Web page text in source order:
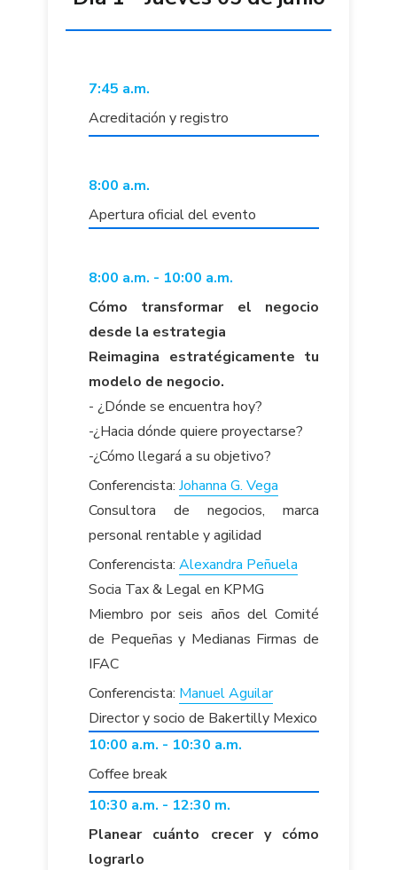
7:45 a.m.
Acreditación y registro
8:00 a.m.
Apertura oficial del evento
8:00 a.m. - 10:00 a.m.
Cómo transformar el negocio
desde la estrategia
Reimagina estratégicamente tu
modelo de negocio.
- ¿Dónde se encuentra hoy?
-¿Hacia dónde quiere proyectarse?
-¿Cómo llegará a su objetivo?
Conferencista: Johanna G. Vega
Consultora de negocios, marca
personal rentable y agilidad
Conferencista: Alexandra Peñuela
Socia Tax & Legal en KPMG
Miembro por seis años del Comité
de Pequeñas y Medianas Firmas de
IFAC
Conferencista: Manuel Aguilar
Director y socio de Bakertilly Mexico
10:00 a.m. - 10:30 a.m.
Coffee break
10:30 a.m. - 12:30 m.
Planear cuánto crecer y cómo
lograrlo